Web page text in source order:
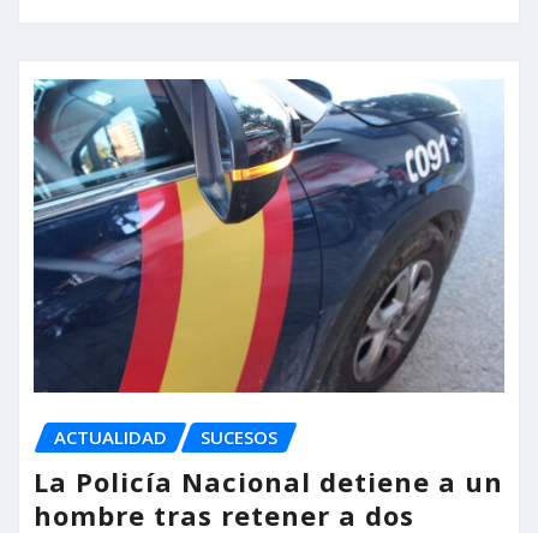
ACTUALIDAD SUCESOS
La Policía Nacional detiene a un
hombre tras retener a dos